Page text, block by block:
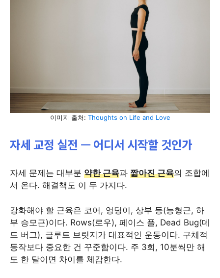
이미지 출처: Thoughts on Life and Love
자세 교정 실전 — 어디서 시작할 것인가
자세 문제는 대부분 약한 근육과 짧아진 근육의 조합에
서 온다. 해결책도 이 두 가지다.
강화해야 할 근육은 코어, 엉덩이, 상부 등(능형근, 하
부 승모근)이다. Rows(로우), 페이스 풀, Dead Bug(데
드 버그), 글루트 브릿지가 대표적인 운동이다. 구체적
동작보다 중요한 건 꾸준함이다. 주 3회, 10분씩만 해
도 한 달이면 차이를 체감한다.